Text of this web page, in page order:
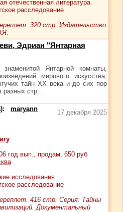
отечественная литература
расследование
320 стр. Издательство
Эдриан "Янтарная
знаменитой Янтарной комнаты,
мирового искусства,
тайн XX века и до сих пор
разных стр...
maryann
17 декабря 2025
год вып., продам, 650 руб
исследования
расследование
416 стр. Серия: Тайны
Документальный